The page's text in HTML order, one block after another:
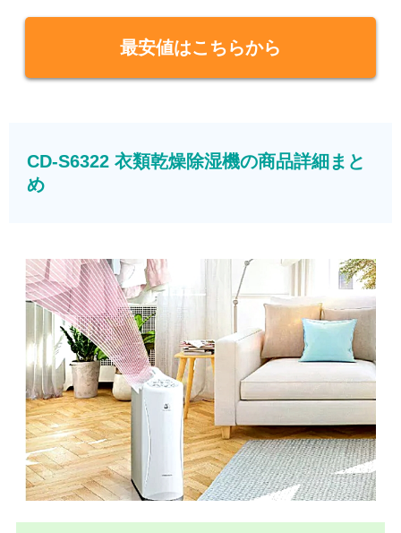
最安値はこちらから
CD-S6322 衣類乾燥除湿機の商品詳細まと
め